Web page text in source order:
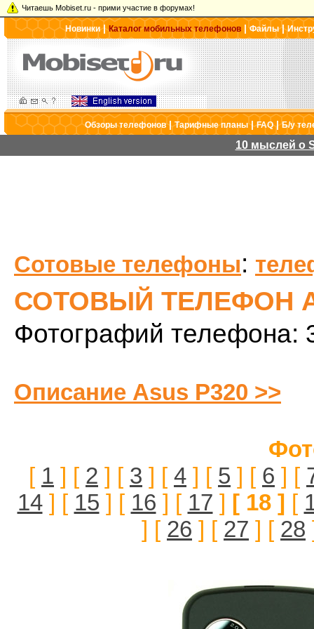
Читаешь Mobiset.ru - прими участие в форумах!
Новинки|Каталог мобильных телефонов |Файлы|
Обзоры телефонов|Тарифные планы|FAQ|Б/у
10 мыслей о
Сотовые телефоны:
СОТОВЫЙ ТЕЛЕФОН
Фотографий телефона:
Описание Asus P320 >>
[ 1 ] [ 2 ] [ 3 ] [ 4 ] [ 5 ] [ 6 ] [
14] [ 15 ] [ 16 ] [ 17 ] [ 18 ] [
] [ 26 ] [ 27 ] [ 28